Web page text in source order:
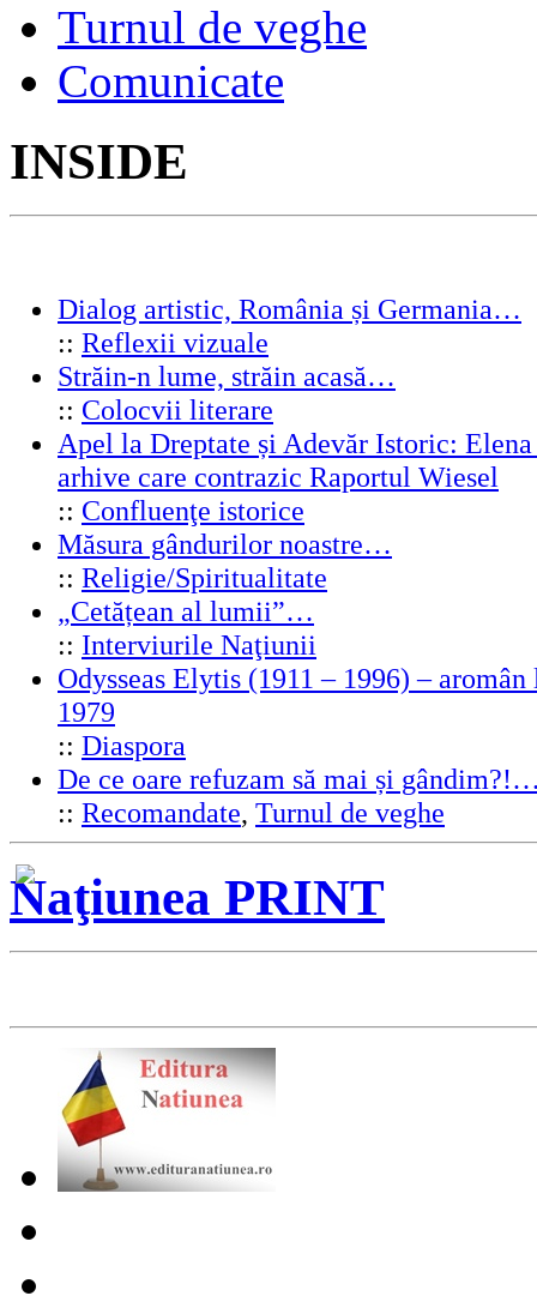
Turnul de veghe
Comunicate
INSIDE
Dialog artistic, România și Germania…
:: Reflexii vizuale
Străin-n lume, străin acasă…
:: Colocvii literare
Apel la Dreptate și Adevăr Istoric:
arhive care contrazic Raportul Wiesel
:: Confluenţe istorice
Măsura gândurilor noastre…
:: Religie/Spiritualitate
„Cetățean al lumii”…
:: Interviurile Naţiunii
Odysseas Elytis (1911 – 1996) –
1979
:: Diaspora
De ce oare refuzam să mai și
:: Recomandate, Turnul de veghe
Naţiunea PRINT